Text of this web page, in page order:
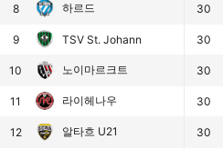
8 하르드
9 TSV St. Johann
10 노이마르크트
11 라이헤나우
12 알타흐 U21
30
30
30
30
30